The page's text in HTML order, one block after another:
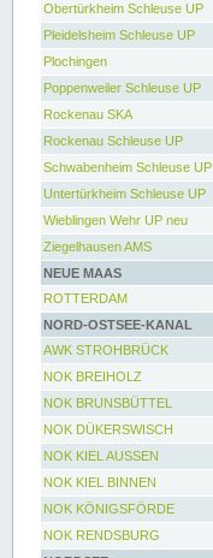
Obertürkheim Schleuse UP
Pleidelsheim Schleuse UP
Plochingen
Poppenweiler Schleuse UP
Rockenau SKA
Rockenau Schleuse UP
Schwabenheim Schleuse UP
Untertürkheim Schleuse UP
Wieblingen Wehr UP neu
Ziegelhausen AMS
NEUE MAAS
ROTTERDAM
NORD-OSTSEE-KANAL
AWK STROHBRÜCK
NOK BREIHOLZ
NOK BRUNSBÜTTEL
NOK DÜKERSWISCH
NOK KIEL AUSSEN
NOK KIEL BINNEN
NOK KÖNIGSFÖRDE
NOK RENDSBURG